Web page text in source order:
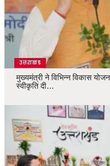
उत्तराखंड
मुख्यमंत्री ने विभिन्न विकास
स्वीकृति दी…